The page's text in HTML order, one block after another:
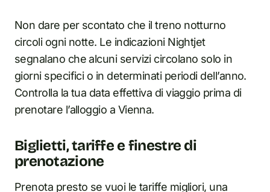
Non dare per scontato che il treno notturno
circoli ogni notte. Le indicazioni Nightjet
segnalano che alcuni servizi circolano solo in
giorni specifici o in determinati periodi dell’anno.
Controlla la tua data effettiva di viaggio prima di
prenotare l’alloggio a Vienna.
Biglietti, tariffe e finestre di
prenotazione
Prenota presto se vuoi le tariffe migliori, una